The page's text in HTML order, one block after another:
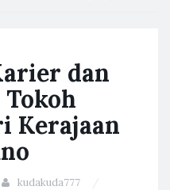
dan
Kerajaan
kudakuda777